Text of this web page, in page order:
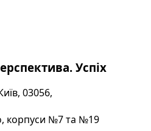
Успіх
03056,
корпуси №7 та №19